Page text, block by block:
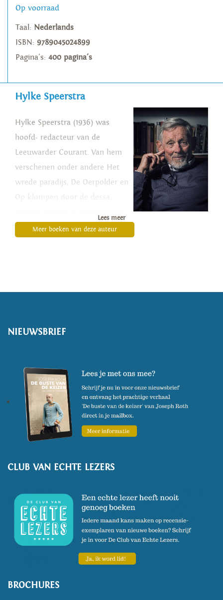
Op voorraad
Taal: Nederlands
ISBN: 9789045024899
Pagina's: 400 pagina's
Hylke Speerstra
Hylke Speerstra (1936) was
hoofd- redacteur van de
Leeuwarder Courant. Van hem
verschenen onder andere Het
wrede paradijs, De Oerpolder en
van Nederland op een
Lees meer
Meer boeken van deze auteur
NIEUWSBRIEF
CLUB VAN ECHTE LEZERS
BROCHURES